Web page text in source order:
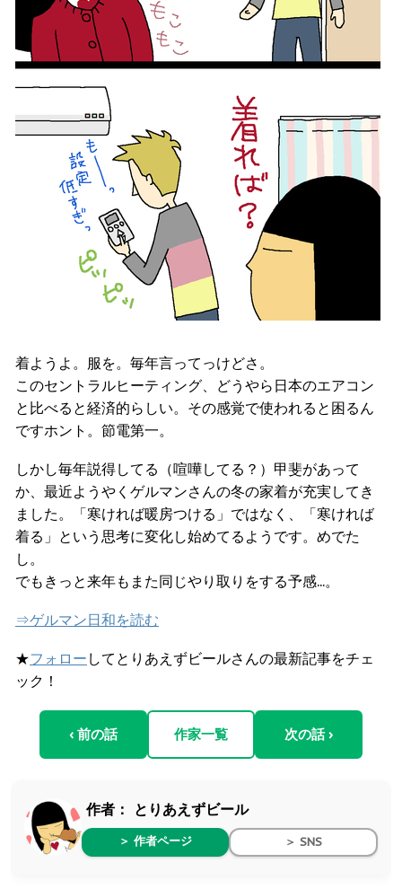
着ようよ。服を。毎年言ってっけどさ。
このセントラルヒーティング、どうやら日本のエアコン
と比べると経済的らしい。その感覚で使われると困るん
ですホント。節電第一。
しかし毎年説得してる（喧嘩してる？）甲斐があって
か、最近ようやくゲルマンさんの冬の家着が充実してき
ました。「寒ければ暖房つける」ではなく、「寒ければ
着る」という思考に変化し始めてるようです。めでた
し。
でもきっと来年もまた同じやり取りをする予感...。
⇒ゲルマン日和を読む
★フォロー してとりあえずビールさんの最新記事をチェ
ック！
‹ 前の話 作家一覧 次の話 ›
作者： とりあえずビール
＞ 作者ページ ＞ SNS